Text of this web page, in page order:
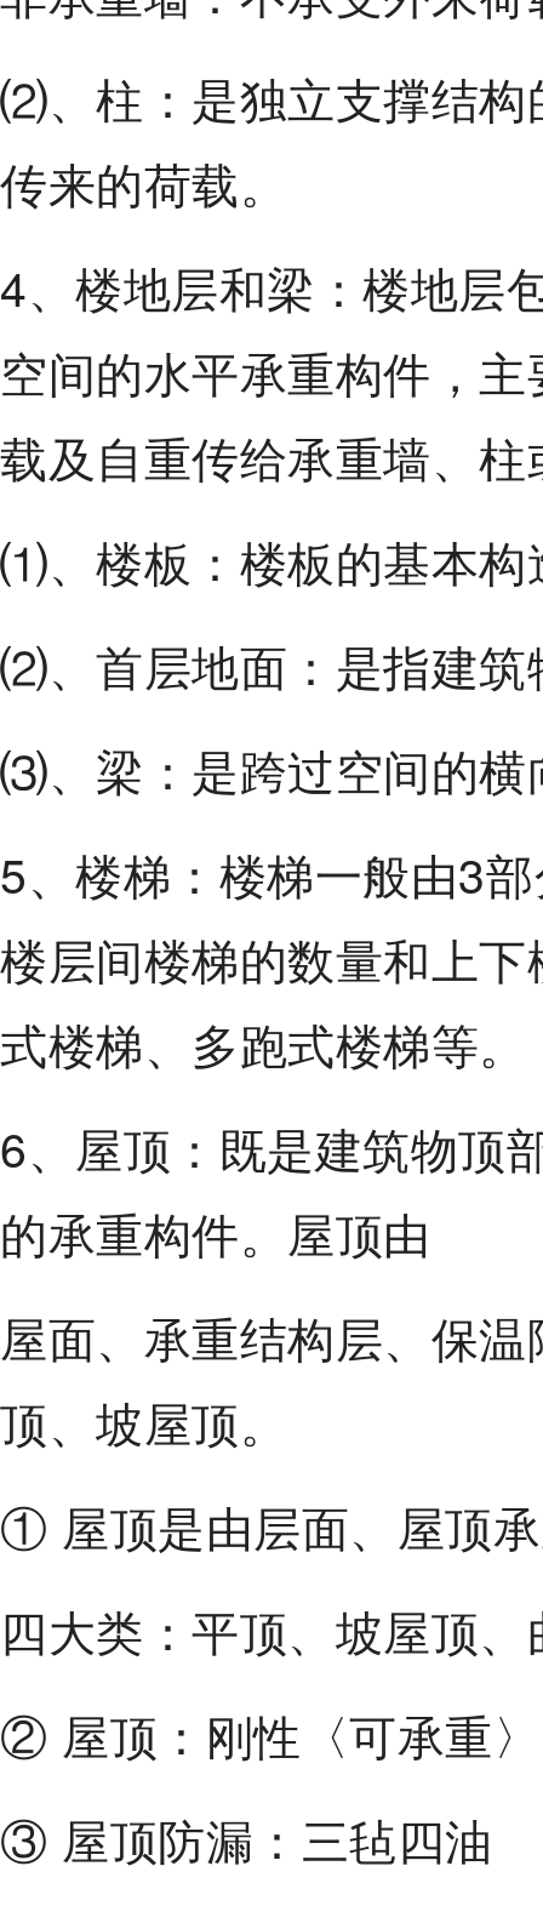
⑵、柱：是独立支撑结构
传来的荷载。
4、楼地层和梁：楼地层
空间的水平承重构件，
载及自重传给承重墙、
⑴、楼板：楼板的基本构
⑵、首层地面：是指建筑
⑶、梁：是跨过空间的横
5、楼梯：楼梯一般由3
楼层间楼梯的数量和上
式楼梯、多跑式楼梯等。
6、屋顶：既是建筑物顶
的承重构件。屋顶由
屋面、承重结构层、保
顶、坡屋顶。
① 屋顶是由层面、屋顶
四大类：平顶、坡屋顶
② 屋顶：刚性〈可承重
③ 屋顶防漏：三毡四油